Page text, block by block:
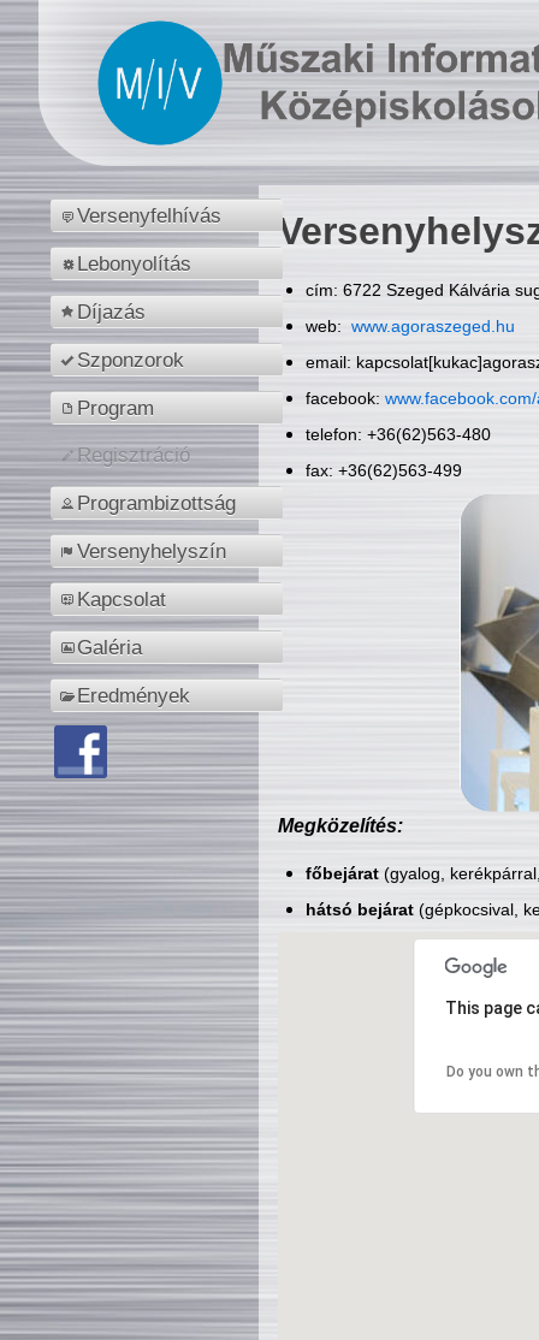
Versenyfelhívás
Lebonyolítás
Díjazás
Szponzorok
Program
Regisztráció
Programbizottság
Versenyhelyszín
Kapcsolat
Galéria
Eredmények
cím: 6722 Szeged Kálvária
web: www.agoraszeged.hu
email:
facebook:
telefon: +36(62)563-480
fax: +36(62)563-499
Megközelítés:
főbejárat(gyalog,
hátsó bejárat(gépkocsival,
This page
Do you own